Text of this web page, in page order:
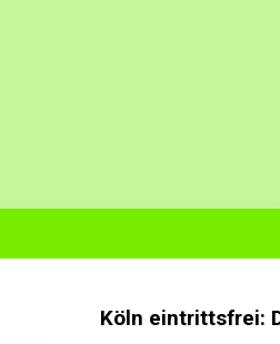
Köln eintrittsfrei: